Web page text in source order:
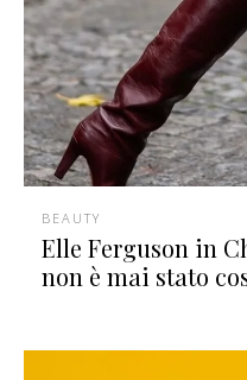
BEAUTY
Elle Ferguson in
non è mai stato